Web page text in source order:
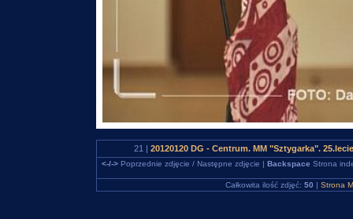
21 | 20120120 DG - Centrum. MM "Sztygarka".
<-/->Poprzednie zdjęcie / Następne zdjęcie | Backspace Strona
Całkowita ilość zdjęć: 50 | Strona